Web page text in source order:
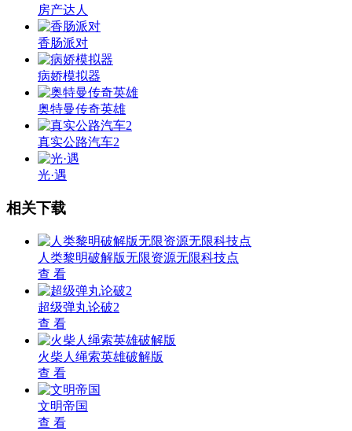
房产达人
香肠派对
病娇模拟器
奥特曼传奇英雄
真实公路汽车2
光·遇
相关下载
人类黎明破解版无限资源无限科技点
查 看
超级弹丸论破2
查 看
火柴人绳索英雄破解版
查 看
文明帝国
查 看